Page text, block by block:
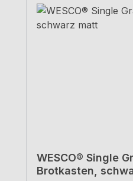
WESCO® Single
Brotkasten,